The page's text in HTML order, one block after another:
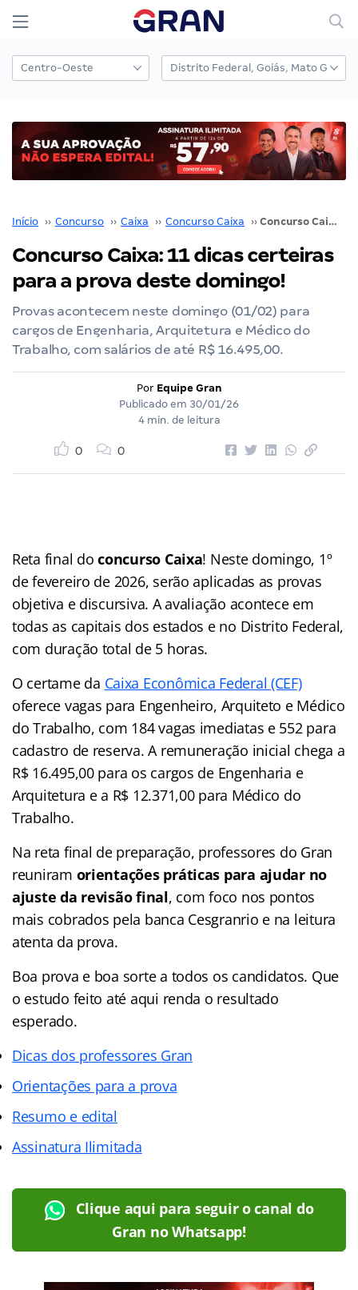
Início ›› Concurso ›› Caixa ›› Concurso Caixa ›› Concurso Caixa: 11 dicas certeiras para a prova deste domingo!
Concurso Caixa: 11 dicas certeiras
para a prova deste domingo!
Provas acontecem neste domingo (01/02) para
cargos de Engenharia, Arquitetura e Médico do
Trabalho, com salários de até R$ 16.495,00.
Por Equipe Gran
Publicado em 30/01/26
4 min. de leitura
0 0
Reta final doconcurso Caixa! Neste domingo, 1º
de fevereiro de 2026, serão aplicadas as provas
objetiva e discursiva. A avaliação acontece em
todas as capitais dos estados e no Distrito Federal,
com duração total de 5 horas.
O certame da Caixa Econômica Federal (CEF)
oferece vagas para Engenheiro, Arquiteto e Médico
do Trabalho, com 184 vagas imediatas e 552 para
cadastro de reserva. A remuneração inicial chega a
R$ 16.495,00 para os cargos de Engenharia e
Arquitetura e a R$ 12.371,00 para Médico do
Trabalho.
Na reta final de preparação, professores do Gran
reuniram orientações práticas para ajudar no
ajuste da revisão final, com foco nos pontos
mais cobrados pela banca Cesgranrio e na leitura
atenta da prova.
Boa prova e boa sorte a todos os candidatos. Que
o estudo feito até aqui renda o resultado
esperado.
Dicas dos professores Gran
Orientações para a prova
Resumo e edital
Assinatura Ilimitada
Clique aqui para seguir o canal do
Gran no Whatsapp!